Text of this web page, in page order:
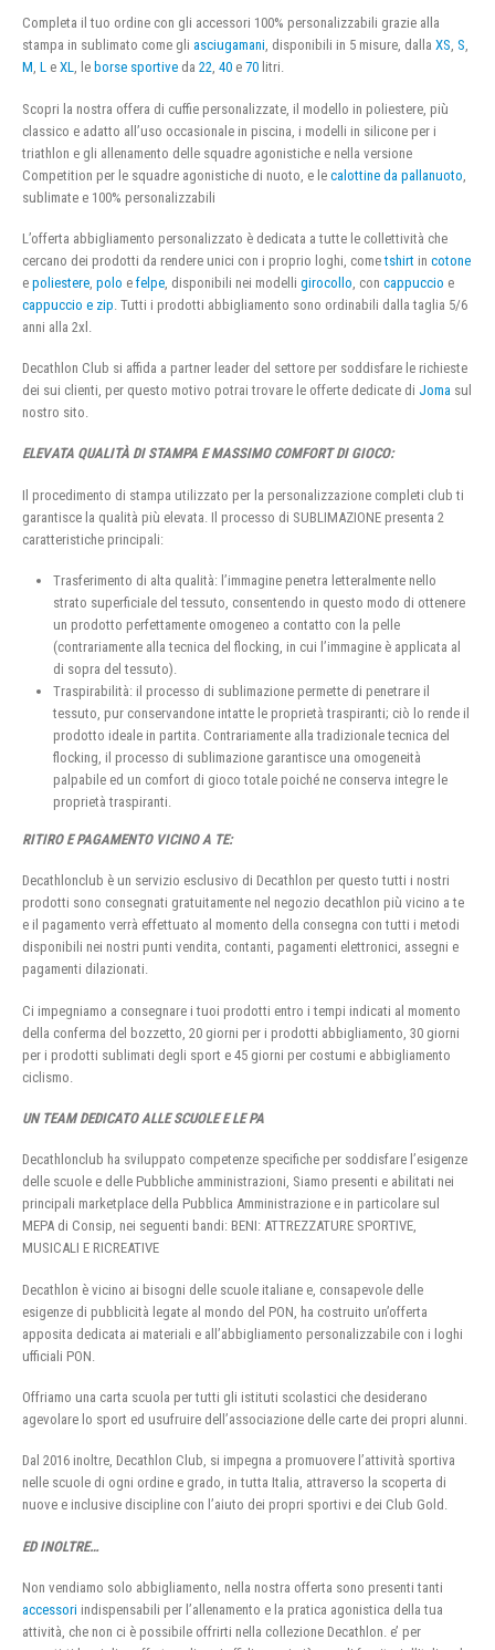
Completa il tuo ordine con gli accessori 100% personalizzabili grazie alla
stampa in sublimato come gli asciugamani, disponibili in 5 misure, dalla XS, S,
M, L e XL, le borse sportive da 22, 40 e 70 litri.
Scopri la nostra offera di cuffie personalizzate, il modello in poliestere, più
classico e adatto all’uso occasionale in piscina, i modelli in silicone per i
triathlon e gli allenamento delle squadre agonistiche e nella versione
Competition per le squadre agonistiche di nuoto, e le calottine da pallanuoto
sublimate e 100% personalizzabili
L’offerta abbigliamento personalizzato è dedicata a tutte le collettività che
cercano dei prodotti da rendere unici con i proprio loghi, cometshirt in cotone
e poliestere polo e felpe , disponibili nei modelli girocollo , con cappuccio e
cappuccio e zip . Tutti i prodotti abbigliamento sono ordinabili dalla taglia 5/6
anni alla 2xl.
Decathlon Club si affida a partner leader del settore per soddisfare le richieste
dei sui clienti, per questo motivo potrai trovare le offerte dedicate di Joma sul
nostro sito.
ELEVATA QUALITÀ DI STAMPA E MASSIMO COMFORT DI GIOCO:
Il procedimento di stampa utilizzato per la personalizzazione completi club ti
garantisce la qualità più elevata. Il processo di SUBLIMAZIONE presenta 2
caratteristiche principali:
Trasferimento di alta qualità: l’immagine penetra letteralmente nello
strato superficiale del tessuto, consentendo in questo modo di ottenere
un prodotto perfettamente omogeneo a contatto con la pelle
(contrariamente alla tecnica del flocking, in cui l’immagine è applicata al
di sopra del tessuto).
Traspirabilità: il processo di sublimazione permette di penetrare il
tessuto, pur conservandone intatte le proprietà traspiranti; ciò lo rende il
prodotto ideale in partita. Contrariamente alla tradizionale tecnica del
flocking, il processo di sublimazione garantisce una omogeneità
palpabile ed un comfort di gioco totale poiché ne conserva integre le
proprietà traspiranti.
RITIRO E PAGAMENTO VICINO A TE:
Decathlonclub è un servizio esclusivo di Decathlon per questo tutti i nostri
prodotti sono consegnati gratuitamente nel negozio decathlon più vicino a te
e il pagamento verrà effettuato al momento della consegna con tutti i metodi
disponibili nei nostri punti vendita, contanti, pagamenti elettronici, assegni e
pagamenti dilazionati.
Ci impegniamo a consegnare i tuoi prodotti entro i tempi indicati al momento
della conferma del bozzetto, 20 giorni per i prodotti abbigliamento, 30 giorni
per i prodotti sublimati degli sport e 45 giorni per costumi e abbigliamento
ciclismo.
UN TEAM DEDICATO ALLE SCUOLE E LE PA
Decathlonclub ha sviluppato competenze specifiche per soddisfare l’esigenze
delle scuole e delle Pubbliche amministrazioni, Siamo presenti e abilitati nei
principali marketplace della Pubblica Amministrazione e in particolare sul
MEPA di Consip, nei seguenti bandi: BENI: ATTREZZATURE SPORTIVE,
MUSICALI E RICREATIVE
Decathlon è vicino ai bisogni delle scuole italiane e, consapevole delle
esigenze di pubblicità legate al mondo del PON, ha costruito un’offerta
apposita dedicata ai materiali e all’abbigliamento personalizzabile con i loghi
ufficiali PON.
Offriamo una carta scuola per tutti gli istituti scolastici che desiderano
agevolare lo sport ed usufruire dell’associazione delle carte dei propri alunni.
Dal 2016 inoltre, Decathlon Club, si impegna a promuovere l’attività sportiva
nelle scuole di ogni ordine e grado, in tutta Italia, attraverso la scoperta di
nuove e inclusive discipline con l’aiuto dei propri sportivi e dei Club Gold.
ED INOLTRE…
Non vendiamo solo abbigliamento, nella nostra offerta sono presenti tanti
accessori indispensabili per l’allenamento e la pratica agonistica della tua
attività, che non ci è possibile offrirti nella collezione Decathlon. e’ per